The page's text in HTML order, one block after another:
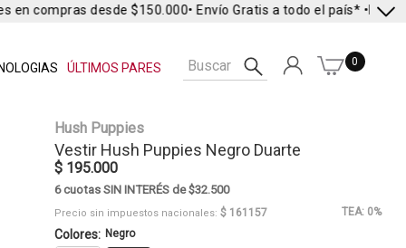
ÚLTIMOS PARES
compras desde $150.000• Envío Gratis a todo el país* •Envío
0
Hush Puppies
Vestir Hush Puppies Negro Duarte
$ 195.000
6 cuotas SIN INTERÉS de $32.500
Precio sin impuestos nacionales: $ 161157 TEA: 0%
Colores: Negro